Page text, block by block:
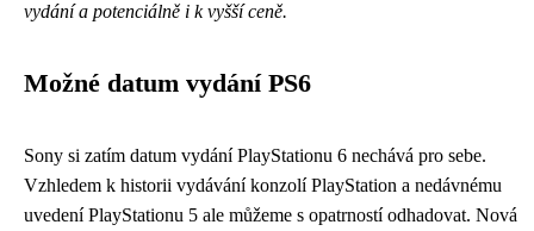
vydání a potenciálně i k vyšší ceně.
Možné datum vydání PS6
Sony si zatím datum vydání PlayStationu 6 nechává pro sebe.
Vzhledem k historii vydávání konzolí PlayStation a nedávnému
uvedení PlayStationu 5 ale můžeme s opatrností odhadovat. Nová